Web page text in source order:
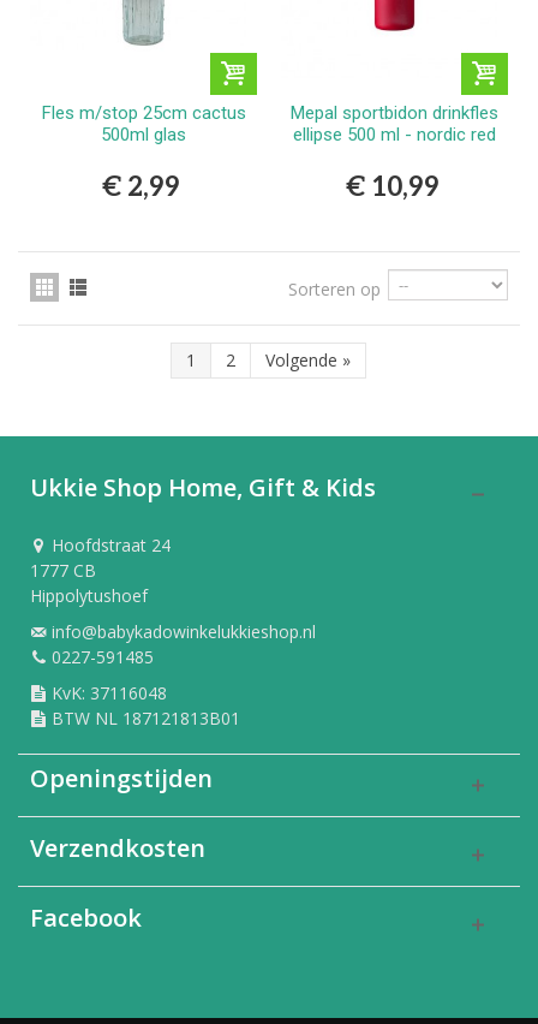
Fles m/stop 25cm cactus
500ml glas
€ 2,99
Mepal sportbidon drinkfles
ellipse 500 ml - nordic red
€ 10,99
Sorteren op
1 2 Volgende »
Ukkie Shop Home, Gift & Kids
Hoofdstraat 24
1777 CB
Hippolytushoef
info@babykadowinkelukkieshop.nl
0227-591485
KvK: 37116048
BTW NL 187121813B01
Openingstijden
Verzendkosten
Facebook